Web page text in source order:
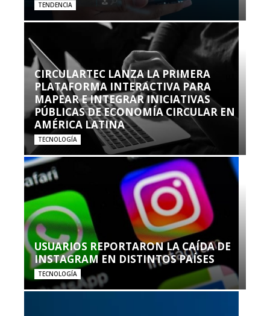
TENDENCIA
CIRCULARTEC LANZA LA PRIMERA
PLATAFORMA INTERACTIVA PARA
MAPEAR E INTEGRAR INICIATIVAS
PÚBLICAS DE ECONOMÍA CIRCULAR EN
AMÉRICA LATINA
TECNOLOGÍA
USUARIOS REPORTARON LA CAÍDA DE
INSTAGRAM EN DISTINTOS PAÍSES
TECNOLOGÍA